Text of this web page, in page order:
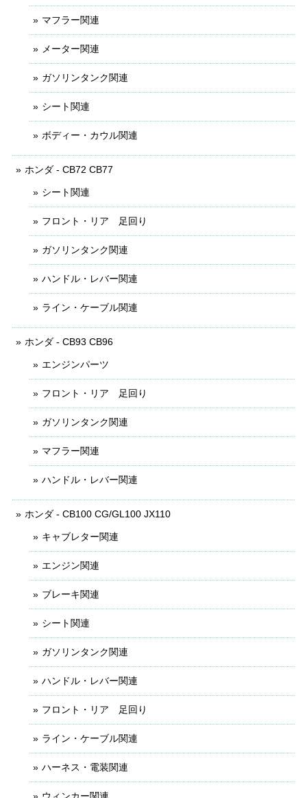
マフラー関連
メーター関連
ガソリンタンク関連
シート関連
ボディー・カウル関連
ホンダ - CB72 CB77
シート関連
フロント・リア 足回り
ガソリンタンク関連
ハンドル・レバー関連
ライン・ケーブル関連
ホンダ - CB93 CB96
エンジンパーツ
フロント・リア 足回り
ガソリンタンク関連
マフラー関連
ハンドル・レバー関連
ホンダ - CB100 CG/GL100 JX110
キャブレター関連
エンジン関連
ブレーキ関連
シート関連
ガソリンタンク関連
ハンドル・レバー関連
フロント・リア 足回り
ライン・ケーブル関連
ハーネス・電装関連
ウィンカー関連